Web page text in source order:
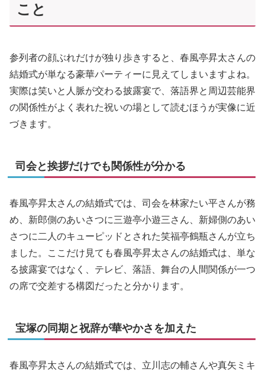
こと
参列者の顔ぶれだけが独り歩きすると、春風亭昇太さんの
結婚式が単なる豪華パーティーに見えてしまいますよね。
実際は笑いと人脈が交わる披露宴で、落語界と周辺芸能界
の関係性がよく表れた祝いの場として読むほうが実像に近
づきます。
司会と挨拶だけでも関係性が分かる
春風亭昇太さんの結婚式では、司会を林家たい平さんが務
め、新郎側のあいさつに三遊亭小遊三さん、新婦側のあい
さつに二人のキューピッドとされた笑福亭鶴瓶さんが立ち
ました。ここだけ見ても春風亭昇太さんの結婚式は、単な
る披露宴ではなく、テレビ、落語、舞台の人間関係が一つ
の席で交差する構図だったと分かります。
宝塚の同期と祝辞が華やかさを加えた
春風亭昇太さんの結婚式では、立川志の輔さんや真矢ミキ